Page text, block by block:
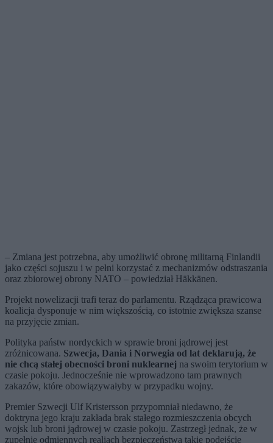
– Zmiana jest potrzebna, aby umożliwić obronę militarną Finlandii
jako części sojuszu i w pełni korzystać z mechanizmów odstraszania
oraz zbiorowej obrony NATO – powiedział Häkkänen.
Projekt nowelizacji trafi teraz do parlamentu. Rządząca prawicowa
koalicja dysponuje w nim większością, co istotnie zwiększa szanse
na przyjęcie zmian.
Polityka państw nordyckich w sprawie broni jądrowej jest
zróżnicowana. Szwecja, Dania i Norwegia od lat deklarują, że
nie chcą stałej obecności broni nuklearnej na swoim terytorium w
czasie pokoju. Jednocześnie nie wprowadzono tam prawnych
zakazów, które obowiązywałyby w przypadku wojny.
Premier Szwecji Ulf Kristersson przypomniał niedawno, że
doktryna jego kraju zakłada brak stałego rozmieszczenia obcych
wojsk lub broni jądrowej w czasie pokoju. Zastrzegł jednak, że w
zupełnie odmiennych realiach bezpieczeństwa takie podejście